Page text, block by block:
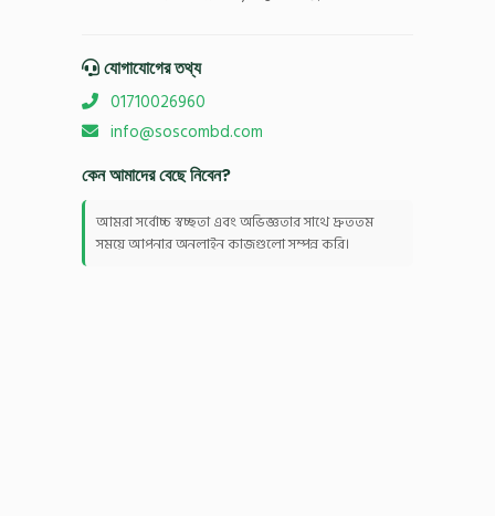
যোগাযোগের তথ্য
01710026960
info@soscombd.com
কেন আমাদের বেছে নিবেন?
আমরা সর্বোচ্চ স্বচ্ছতা এবং অভিজ্ঞতার সাথে দ্রুততম
সময়ে আপনার অনলাইন কাজগুলো সম্পন্ন করি।